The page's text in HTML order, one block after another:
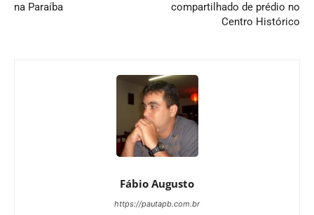
na Paraíba
compartilhado de prédio no
Centro Histórico
Fábio Augusto
https://pautapb.com.br